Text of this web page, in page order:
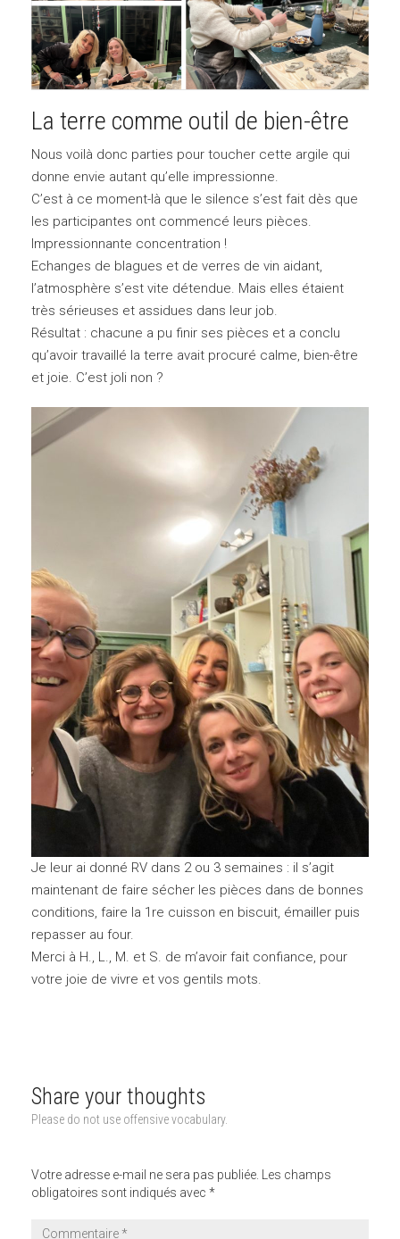
La terre comme outil de bien-être
Nous voilà donc parties pour toucher cette argile qui
donne envie autant qu’elle impressionne.
C’est à ce moment-là que le silence s’est fait dès que
les participantes ont commencé leurs pièces.
Impressionnante concentration !
Echanges de blagues et de verres de vin aidant,
l’atmosphère s’est vite détendue. Mais elles étaient
très sérieuses et assidues dans leur job.
Résultat : chacune a pu finir ses pièces et a conclu
qu’avoir travaillé la terre avait procuré calme, bien-être
et joie. C’est joli non ?
Je leur ai donné RV dans 2 ou 3 semaines : il s’agit
maintenant de faire sécher les pièces dans de bonnes
conditions, faire la 1re cuisson en biscuit, émailler puis
repasser au four.
Merci à H., L., M. et S. de m’avoir fait confiance, pour
votre joie de vivre et vos gentils mots.
Share your thoughts
Please do not use offensive vocabulary.
Votre adresse e-mail ne sera pas publiée.
Les champs
obligatoires sont indiqués avec *